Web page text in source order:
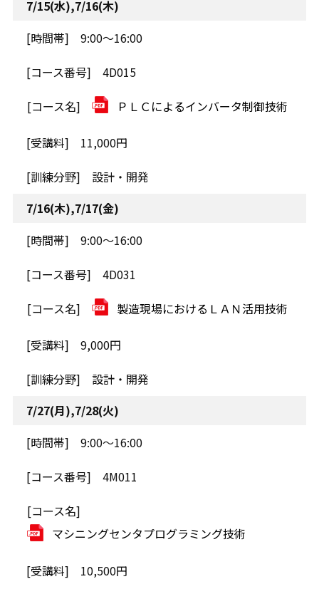
7/15(水),7/16(木)
9:00～16:00
4D015
ＰＬＣによるインバータ制御技術
11,000円
設計・開発
7/16(木),7/17(金)
9:00～16:00
4D031
製造現場におけるＬＡＮ活用技術
9,000円
設計・開発
7/27(月),7/28(火)
9:00～16:00
4M011
マシニングセンタプログラミング技術
10,500円